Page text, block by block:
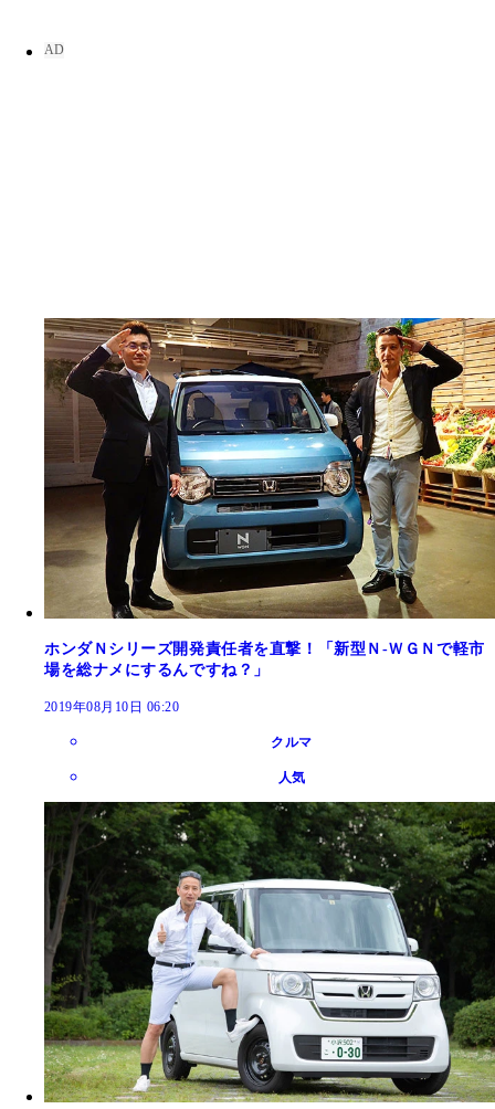
ホンダＮシリーズ開発責任者を直撃！「新型Ｎ‐ＷＧＮで軽市
場を総ナメにするんですね？」
2019年08月10日 06:20
クルマ
人気